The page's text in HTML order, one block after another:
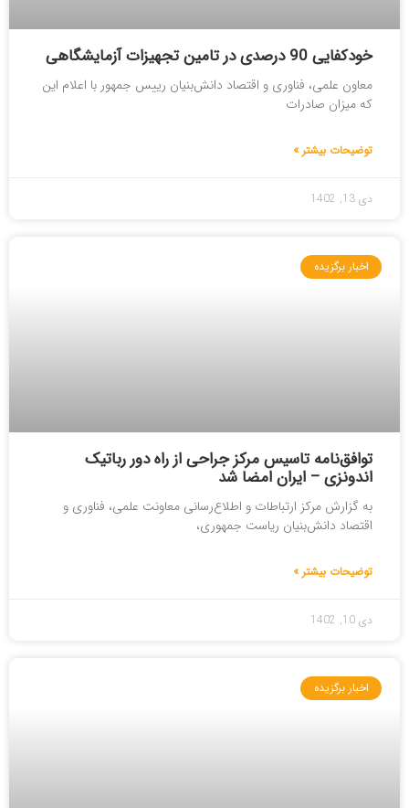
خودکفایی 90 درصدی در تامین تجهیزات آزمایشگاهی
معاون علمی، فناوری و اقتصاد دانش‌بنیان رییس جمهور با اعلام این
که میزان صادرات
توضیحات بیشتر »
دی 13, 1402
اخبار برگزیده
توافق‌نامه تاسیس مرکز جراحی از راه دور رباتیک
اندونزی – ایران امضا شد
به گزارش مرکز ارتباطات و اطلاع‌رسانی معاونت علمی، فناوری و
اقتصاد دانش‌بنیان ریاست جمهوری،
توضیحات بیشتر »
دی 10, 1402
اخبار برگزیده